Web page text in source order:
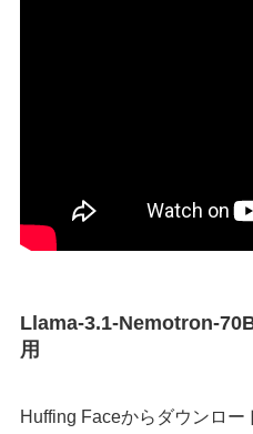
Llama-3.1-Nemotron-
用
Huffing Faceからダウンロ